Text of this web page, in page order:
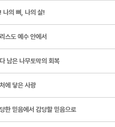
나의 뼈, 나의 살!
스도 예수 안에서
남은 나무토막의 회복
에 닿은 사랑
한 믿음에서 감당할 믿음으로